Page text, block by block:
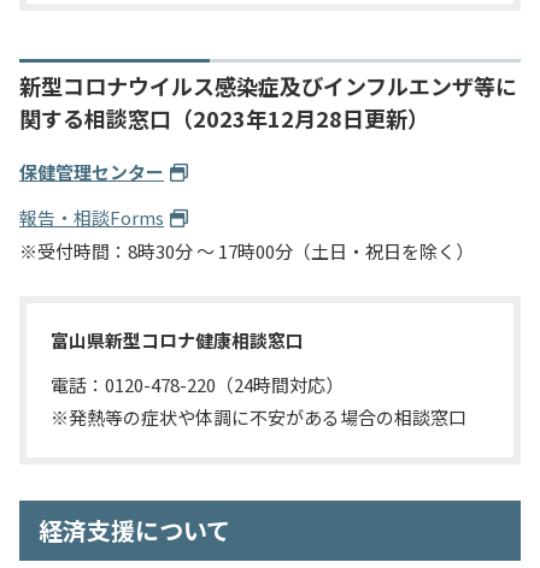
新型コロナウイルス感染症及びインフルエンザ等に
関する相談窓口（2023年12月28日更新）
保健管理センター
報告・相談Forms
※受付時間：8時30分 ～ 17時00分（土日・祝日を除く）
富山県新型コロナ健康相談窓口
電話：0120-478-220（24時間対応）
※発熱等の症状や体調に不安がある場合の相談窓口
経済支援について